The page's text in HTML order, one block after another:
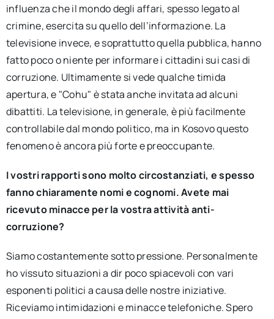
influenza che il mondo degli affari, spesso legato al
crimine, esercita su quello dell’informazione. La
televisione invece, e soprattutto quella pubblica, hanno
fatto poco o niente per informare i cittadini sui casi di
corruzione. Ultimamente si vede qualche timida
apertura, e "Cohu" è stata anche invitata ad alcuni
dibattiti. La televisione, in generale, è più facilmente
controllabile dal mondo politico, ma in Kosovo questo
fenomeno è ancora più forte e preoccupante.
I vostri rapporti sono molto circostanziati, e spesso
fanno chiaramente nomi e cognomi. Avete mai
ricevuto minacce per la vostra attività anti-
corruzione?
Siamo costantemente sotto pressione. Personalmente
ho vissuto situazioni a dir poco spiacevoli con vari
esponenti politici a causa delle nostre iniziative.
Riceviamo intimidazioni e minacce telefoniche. Spero